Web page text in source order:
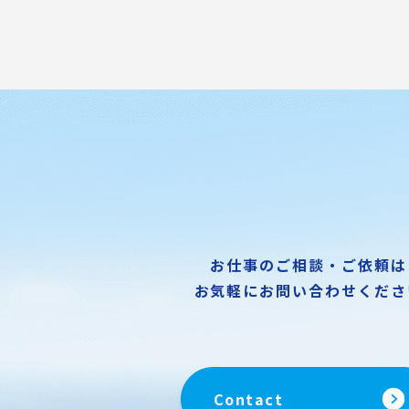
お仕事のご相談・ご依頼は
お気軽にお問い合わせくだ
Contact